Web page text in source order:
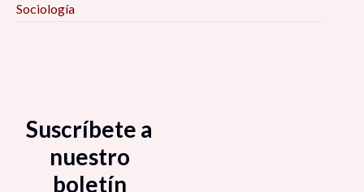
Sociología
Suscríbete a
nuestro
boletín